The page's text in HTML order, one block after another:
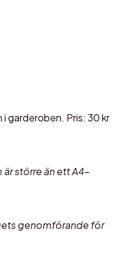
i garderoben. Pris: 30 kr
är större än ett A4-
genomförande för